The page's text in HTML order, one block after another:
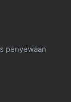
penyewaan